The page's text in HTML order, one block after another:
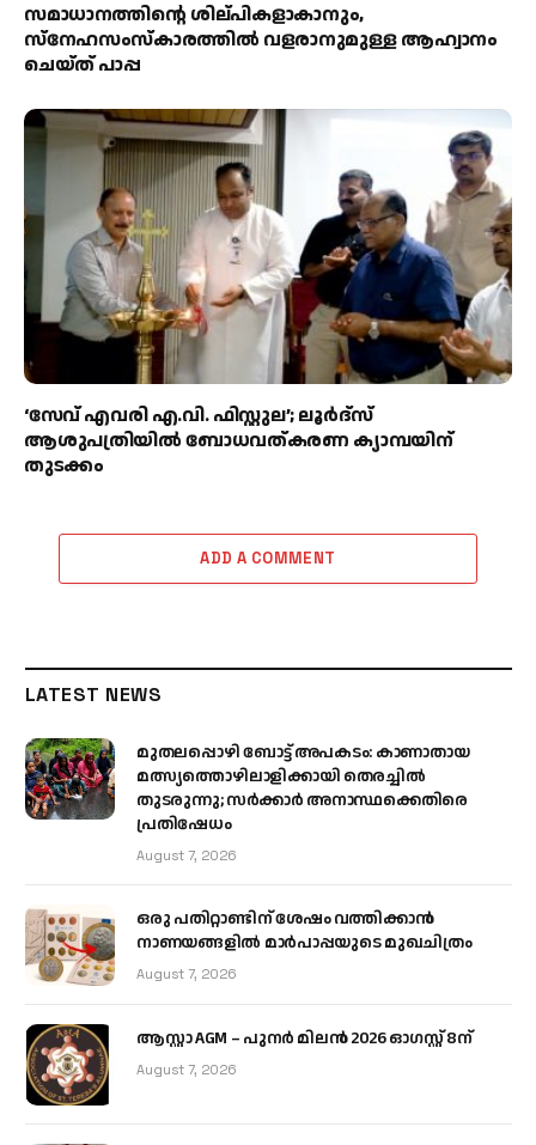
സമാധാനത്തിന്റെ ശില്പികളാകാനും,
സ്നേഹസംസ്കാരത്തിൽ വളരാനുമുള്ള ആഹ്വാനം
ചെയ്ത് പാപ്പ
‘സേവ് എവരി എ.വി. ഫിസ്റ്റുല’; ലൂർദ്‌സ്
ആശുപത്രിയിൽ ബോധവത്കരണ ക്യാമ്പയിന്
തുടക്കം
ADD A COMMENT
LATEST NEWS
മുതലപ്പൊഴി ബോട്ട് അപകടം: കാണാതായ
മത്സ്യത്തൊഴിലാളിക്കായി തെരച്ചിൽ
തുടരുന്നു; സർക്കാർ അനാസ്ഥക്കെതിരെ
പ്രതിഷേധം
August 7, 2026
ഒരു പതിറ്റാണ്ടിന് ശേഷം വത്തിക്കാൻ
നാണയങ്ങളിൽ മാർപാപ്പയുടെ മുഖചിത്രം
August 7, 2026
ആസ്റ്റാ AGM – പുനർ മിലൻ 2026 ഓഗസ്റ്റ് 8ന്
August 7, 2026